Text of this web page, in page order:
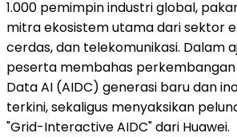
1.000 pemimpin industri global,
mitra ekosistem utama dari sektor
cerdas, dan telekomunikasi. Dalam
peserta membahas
Data AI (AIDC) generasi baru dan
terkini, sekaligus menyaksikan
"Grid-Interactive AIDC" dari Huawei.